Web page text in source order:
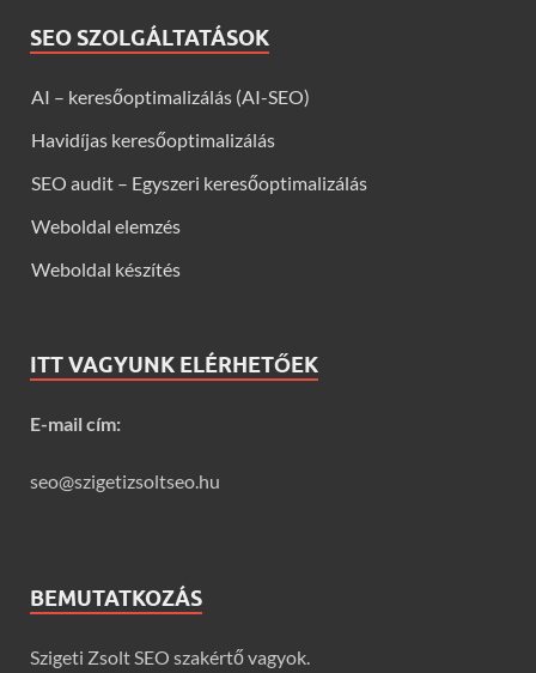
SEO SZOLGÁLTATÁSOK
AI – keresőoptimalizálás (AI-SEO)
Havidíjas keresőoptimalizálás
SEO audit – Egyszeri keresőoptimalizálás
Weboldal elemzés
Weboldal készítés
ITT VAGYUNK ELÉRHETŐEK
E-mail cím:
seo@szigetizsoltseo.hu
BEMUTATKOZÁS
Szigeti Zsolt SEO szakértő vagyok.